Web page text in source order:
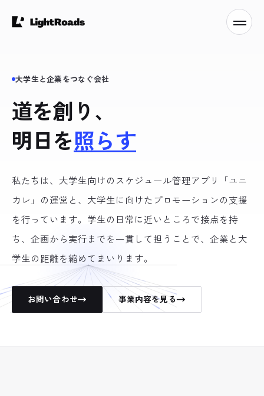
SERVICE
UNICALE
COMPANY
大学生と企業をつなぐ会社
道を創り、
明日を照らす
私たちは、大学生向けのスケジュール管理アプリ「ユニ
カレ」の運営と、大学生に向けたプロモーションの支援
を行っています。学生の日常に近いところで接点を持
ち、企画から実行までを一貫して担うことで、企業と大
学生の距離を縮めてまいります。
お問い合わせ 事業内容を見る